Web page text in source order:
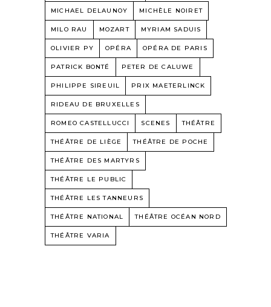
MICHAEL DELAUNOY MICHÈLE NOIRET
MILO RAU MOZART MYRIAM SADUIS
OLIVIER PY OPÉRA OPÉRA DE PARIS
PATRICK BONTÉ PETER DE CALUWE
PHILIPPE SIREUIL PRIX MAETERLINCK
RIDEAU DE BRUXELLES
ROMEO CASTELLUCCI SCENES THÉÂTRE
THÉÂTRE DE LIÈGE THÉÂTRE DE POCHE
THÉÂTRE DES MARTYRS
THÉÂTRE LE PUBLIC
THÉÂTRE LES TANNEURS
THÉÂTRE NATIONAL THÉÂTRE OCÉAN NORD
THÉÂTRE VARIA